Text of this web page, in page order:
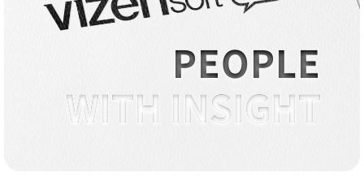
PEOPLE
WITH INSIGHT